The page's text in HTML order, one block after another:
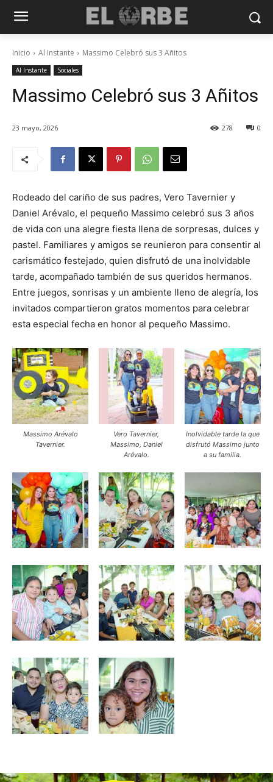
Inicio Al Instante Massimo Celebró sus 3 Añitos
Al Instante Sociales
Massimo Celebró sus 3 Añitos
23 mayo, 2026 0
278
Rodeado del cariño de sus padres, Vero Tavernier y
Daniel Arévalo, el pequeño Massimo celebró sus 3 años
de vida con una alegre fiesta llena de sorpresas, dulces y
pastel. Familiares y amigos se reunieron para consentir al
carismático festejado, quien disfrutó de una inolvidable
tarde, acompañado también de sus queridos hermanos.
Entre juegos, sonrisas y un ambiente lleno de alegría, los
invitados compartieron gratos momentos para celebrar
esta especial fecha en honor al pequeño Massimo.
Massimo Arévalo
Tavernier.
Vero Tavernier,
Massimo, Daniel
Arévalo.
Inolvidable tarde la que
disfrutó Massimo junto
a su familia.